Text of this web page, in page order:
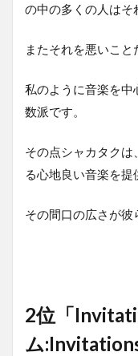
の中の多くの人はそ
またそれを悪いこと
私のように音楽を中
数派です。
その点シャカタクは
る心地良い音楽を提
その間口の広さが彼
2位「
ム